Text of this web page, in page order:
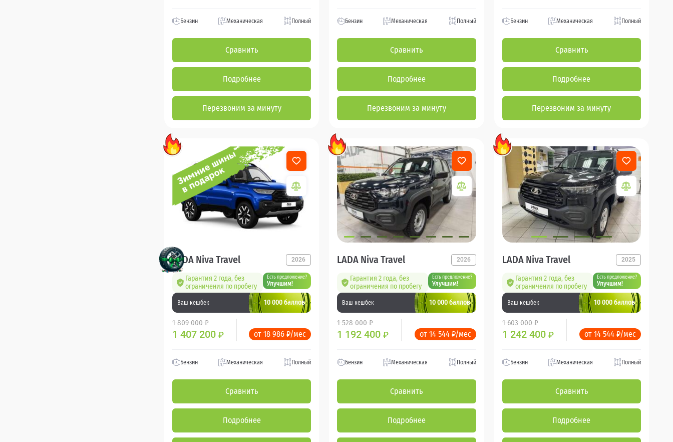
Бензин Механическая Полный
Сравнить
Подробнее
Перезвоним за минуту
Бензин Механическая Полный
Сравнить
Подробнее
Перезвоним за минуту
Бензин Механическая Полный
Сравнить
Подробнее
Перезвоним за минуту
LADA Niva Travel 2026
Гарантия 2 года, без
ограничения по пробегу
Есть предложение?
Улучшим!
Ваш кешбек 10 000 баллов
1 809 000 ₽
1 407 200 ₽ от 18 986 ₽/мес
Бензин Механическая Полный
Сравнить
Подробнее
LADA Niva Travel 2026
Гарантия 2 года, без
ограничения по пробегу
Есть предложение?
Улучшим!
Ваш кешбек 10 000 баллов
1 528 000 ₽
1 192 400₽ от 14 544 ₽/мес
Бензин Механическая Полный
Сравнить
Подробнее
LADA Niva Travel 2025
Гарантия 2 года, без
ограничения по пробегу
Есть предложение?
Улучшим!
Ваш кешбек 10 000 баллов
1 603 000 ₽
1 242 400 ₽ от 14 544 ₽/мес
Бензин Механическая Полный
Сравнить
Подробнее